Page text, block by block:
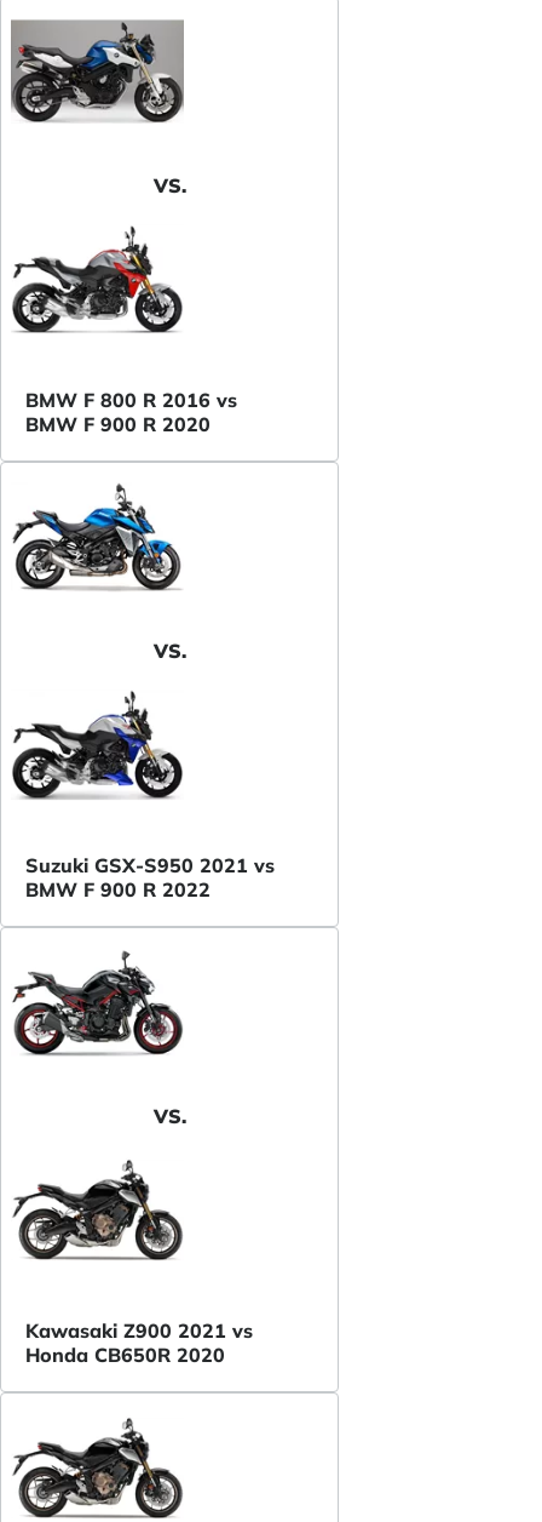
VS.
BMW F 800 R 2016 vs
BMW F 900 R 2020
VS.
Suzuki GSX-S950 2021 vs
BMW F 900 R 2022
VS.
Kawasaki Z900 2021 vs
Honda CB650R 2020